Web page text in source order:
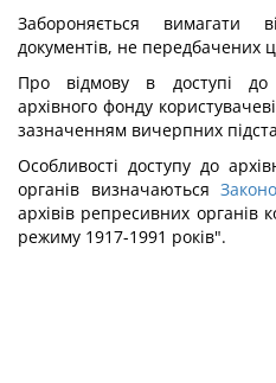
Забороняється вимагати
документів, не передбачених
Про відмову в доступі до
архівного фонду
зазначенням вичерпних
Особливості доступу до
органів визначаються
архівів репресивних органів
режиму 1917-1991 років".